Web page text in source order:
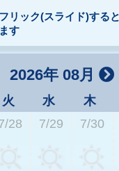
リック(スライド)する
す
2026年 08月
火 水 木
28 7/29 7/30